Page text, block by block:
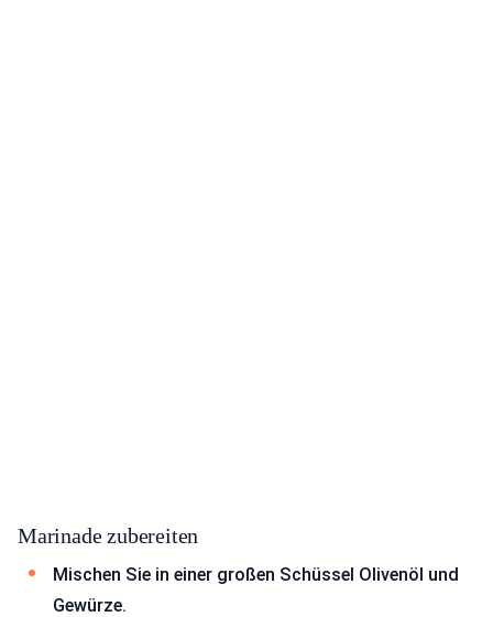
Marinade zubereiten
Mischen Sie in einer großen Schüssel Olivenöl und
Gewürze.